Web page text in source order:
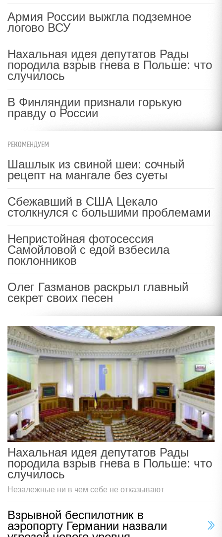
Армия России выжгла подземное
логово ВСУ
Нахальная идея депутатов Рады
породила взрыв гнева в Польше: что
случилось
В Финляндии признали горькую
правду о России
РЕКОМЕНДУЕМ
Шашлык из свиной шеи: сочный
рецепт на мангале без суеты
Сбежавший в США Цекало
столкнулся с большими проблемами
Непристойная фотосессия
Самойловой с едой взбесила
поклонников
Олег Газманов раскрыл главный
секрет своих песен
Нахальная идея депутатов Рады
породила взрыв гнева в Польше: что
случилось
Незалежные ни в чем себе не отказывают
Взрывной беспилотник в
аэропорту Германии назвали